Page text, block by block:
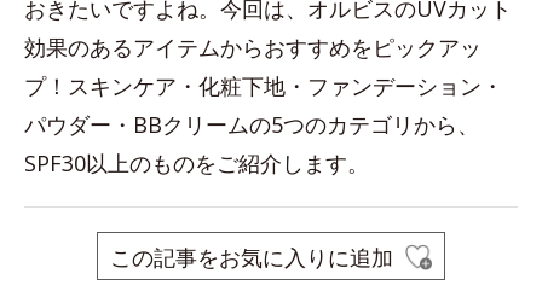
おきたいですよね。今回は、オルビスのUVカット
効果のあるアイテムからおすすめをピックアッ
プ！スキンケア・化粧下地・ファンデーション・
パウダー・BBクリームの5つのカテゴリから、
SPF30以上のものをご紹介します。
この記事をお気に入りに追加